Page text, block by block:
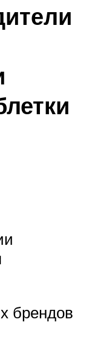
брендов